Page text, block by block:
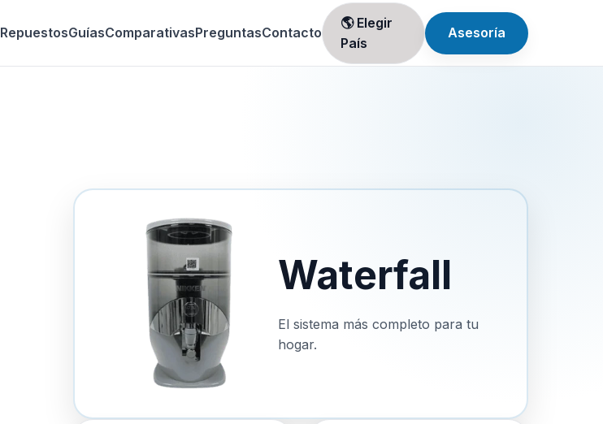
RepuestosGuíasComparativasPreguntasContacto
🌎 Elegir
País
Asesoría
Waterfall
El sistema más completo para tu
hogar.